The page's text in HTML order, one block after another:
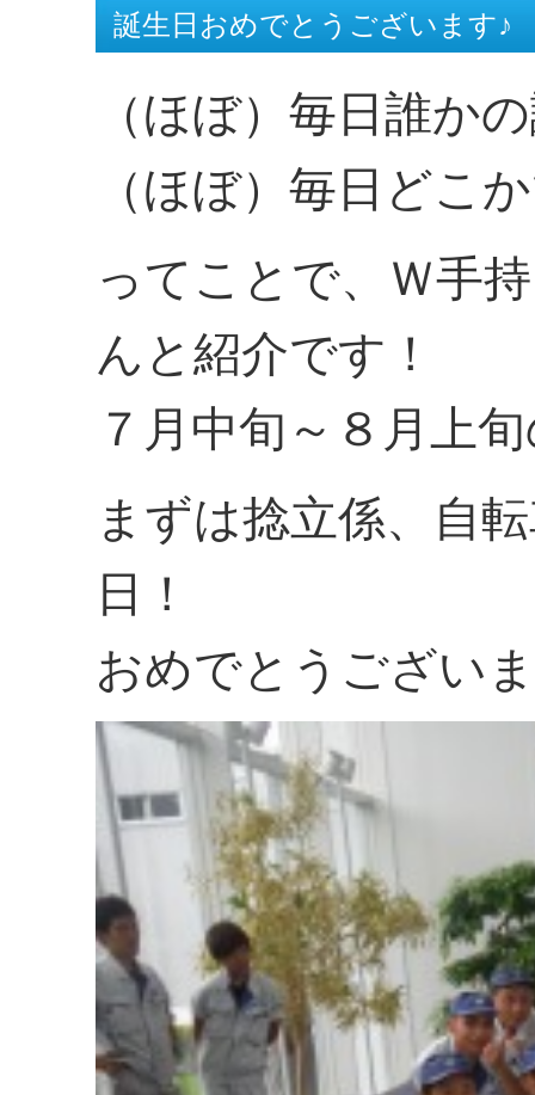
誕生日おめでとうございます♪
（ほぼ）毎日誰か
（ほぼ）毎日どこ
ってことで、Ｗ手
んと紹介です！
７月中旬～８月上
まずは捻立係、自
日！
おめでとうござ